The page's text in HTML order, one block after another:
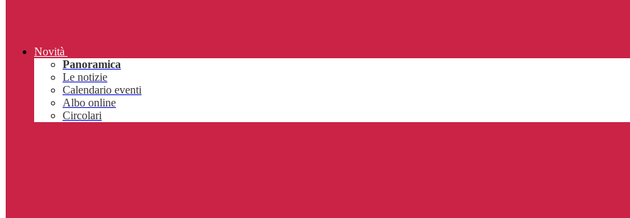
Novità
Panoramica
Le notizie
Calendario eventi
Albo online
Circolari